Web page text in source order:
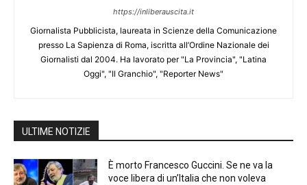
https://inliberauscita.it
Giornalista Pubblicista, laureata in Scienze della Comunicazione
presso La Sapienza di Roma, iscritta all’Ordine Nazionale dei
Giornalisti dal 2004. Ha lavorato per "La Provincia", "Latina
Oggi", "Il Granchio", "Reporter News"
ULTIME NOTIZIE
È morto Francesco Guccini. Se ne va la
voce libera di un’Italia che non voleva